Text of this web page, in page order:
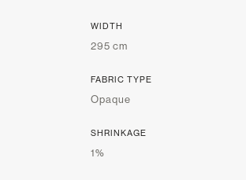
WIDTH
295 cm
FABRIC TYPE
Opaque
SHRINKAGE
1%